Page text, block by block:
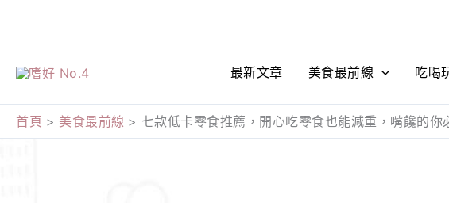
至
容
最新文章 美食最前線 吃喝
首頁 美食最前線 七款低卡零食推薦，開心吃零食也能減重，嘴饞的你